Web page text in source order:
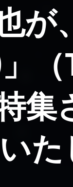
が
（
集
た